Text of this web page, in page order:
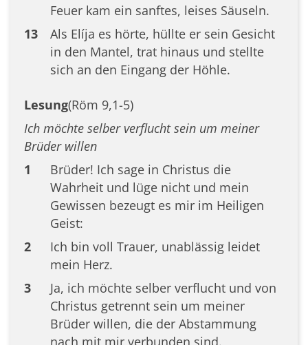
Feuer kam ein sanftes, leises Säuseln.
13
Als Elíja es hörte, hüllte er sein Gesicht
in den Mantel, trat hinaus und stellte
sich an den Eingang der Höhle.
Lesung(Röm 9,1-5)
Ich möchte selber verflucht sein um meiner
Brüder willen
1
Brüder! Ich sage in Christus die
Wahrheit und lüge nicht und mein
Gewissen bezeugt es mir im Heiligen
Geist:
2
Ich bin voll Trauer, unablässig leidet
mein Herz.
3
Ja, ich möchte selber verflucht und von
Christus getrennt sein um meiner
Brüder willen, die der Abstammung
nach mit mir verbunden sind.